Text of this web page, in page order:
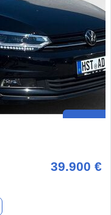
39.900 €